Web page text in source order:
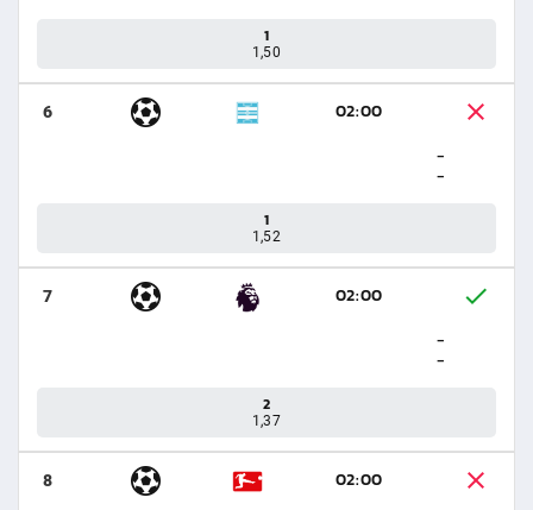
1
1,50
6
02:00
-
-
1
1,52
7
02:00
-
-
2
1,37
8
02:00